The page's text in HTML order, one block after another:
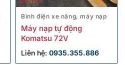
Bình điện xe nâng, máy nạp
Máy nạp tự động
Komatsu 72V
Liên hệ: 0935.355.886